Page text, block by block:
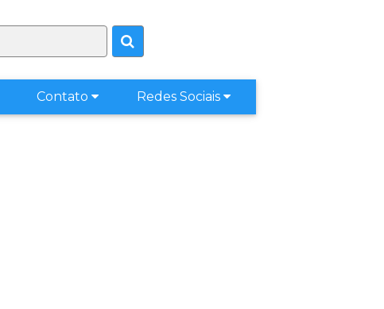
Contato Redes Sociais